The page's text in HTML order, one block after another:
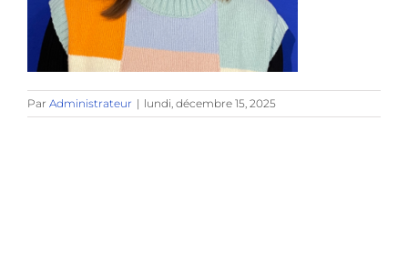
Par Administrateur | lundi, décembre 15, 2025